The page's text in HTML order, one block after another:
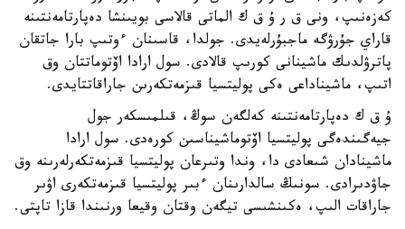
كەزەنىپ، ونى ق ر ۇ ق ك الماتى قالاسى بويىنشا دەپارتامەنتىنە
قاراي جۇرۋگە ماجبۇرلەيدى. جولدا، قاسىنان ءوتىپ بارا جاتقان
پاترۋلدىك ماشينانى كورىپ قالادى. سول ارادا اۆتوماتتان وق
اتىپ، ماشيناداعى ەكى پوليتسيا قىزمەتكەرىن جاراقاتتايدى.
ۇ ق ك دەپارتامەنتىنە كەلگەن سوڭ، قىلمىسكەر جول
جيەگىندەگى پوليتسيا اۆتوماشيناسىن كورەدى. سول ارادا
ماشينادان شىعادى دا، وندا وتىرعان پوليتسيا قىزمەتكەرلەرىنە وق
جاۋدىرادى. سونىڭ سالدارىنان ءبىر پوليتسيا قىزمەتكەرى اۋىر
جاراقات الىپ، ەكىنشىسى تيگەن وقتان وقيعا ورنىندا قازا تاپتى.